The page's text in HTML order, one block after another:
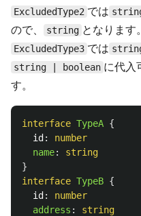
ExcludedType2 では
ので、
string となります。
ExcludedType3 では
string | boolean に代入
す。
interface TypeA {
id :
number
name:
string
}
interface TypeB {
id :
number
address :
string